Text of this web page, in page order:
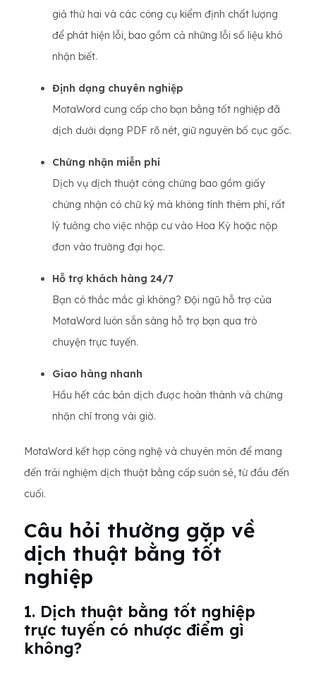
giả thứ hai và các công cụ kiểm định chất lượng
để phát hiện lỗi, bao gồm cả những lỗi số liệu khó
nhận biết.
Định dạng chuyên nghiệp
MotaWord cung cấp cho bạn bằng tốt nghiệp đã
dịch dưới dạng PDF rõ nét, giữ nguyên bố cục gốc.
Chứng nhận miễn phí
Dịch vụ dịch thuật công chứng bao gồm giấy
chứng nhận có chữ ký mà không tính thêm phí, rất
lý tưởng cho việc nhập cư vào Hoa Kỳ hoặc nộp
đơn vào trường đại học.
Hỗ trợ khách hàng 24/7
Bạn có thắc mắc gì không? Đội ngũ hỗ trợ của
MotaWord luôn sẵn sàng hỗ trợ bạn qua trò
chuyện trực tuyến.
Giao hàng nhanh
Hầu hết các bản dịch được hoàn thành và chứng
nhận chỉ trong vài giờ.
MotaWord kết hợp công nghệ và chuyên môn để mang
đến trải nghiệm dịch thuật bằng cấp suôn sẻ, từ đầu đến
cuối.
Câu hỏi thường gặp về
dịch thuật bằng tốt
nghiệp
1. Dịch thuật bằng tốt nghiệp
trực tuyến có nhược điểm gì
không?